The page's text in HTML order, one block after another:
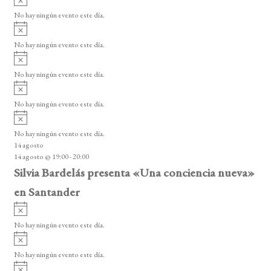
s
o
v
i
o
No hay ningún evento este día.
A
v
i
o
No hay ningún evento este día.
A
v
i
o
No hay ningún evento este día.
A
v
i
o
No hay ningún evento este día.
A
v
i
s
o
No hay ningún evento este día.
14 agosto
14 agosto @ 19:00-20:00
Silvia Bardelás presenta «Una conciencia nueva»
en Santander
A
v
i
o
No hay ningún evento este día.
A
v
i
No hay ningún evento este día.
A